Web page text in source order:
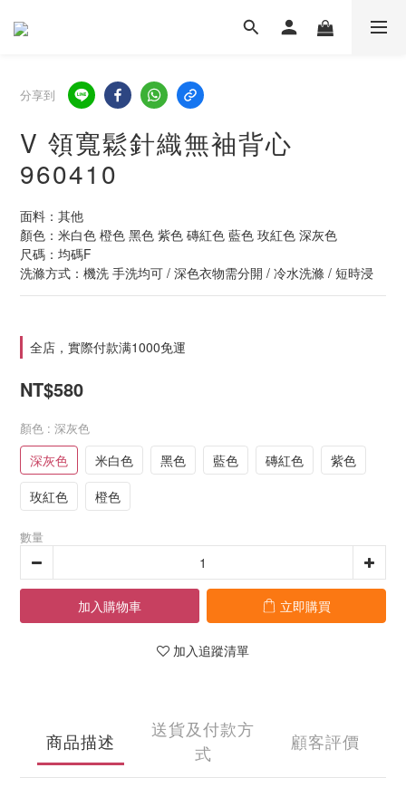
分享到
V 領寬鬆針織無袖背心
960410
面料：其他
顏色：米白色 橙色 黑色 紫色 磚紅色 藍色 玫紅色 深灰色
尺碼：均碼F
洗滌方式：機洗 手洗均可 / 深色衣物需分開 / 冷水洗滌 / 短時浸
全店，實際付款满1000免運
NT$580
顏色 : 深灰色
深灰色 米白色 黑色 藍色 磚紅色
紫色
玫紅色
橙色
數量
加入購物車 立即購買
加入追蹤清單
商品描述
送貨及付款方
式
顧客評價